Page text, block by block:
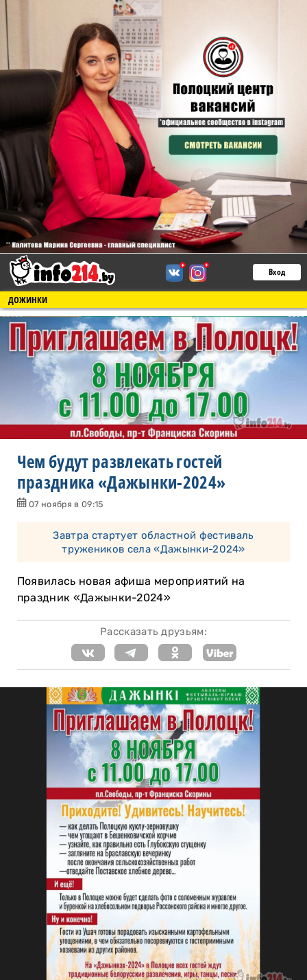
Вход
ДОЖИНКИ
Чем будут развлекать гостей
праздника «Дажынки-2024»
07 ноября в 09:15
Завтра стартует областной фестиваль
тружеников села «Дажынки-2024»
Появилась новая афиша мероприятий на
праздник «Дажынки-2024»
Рассказать друзьям: